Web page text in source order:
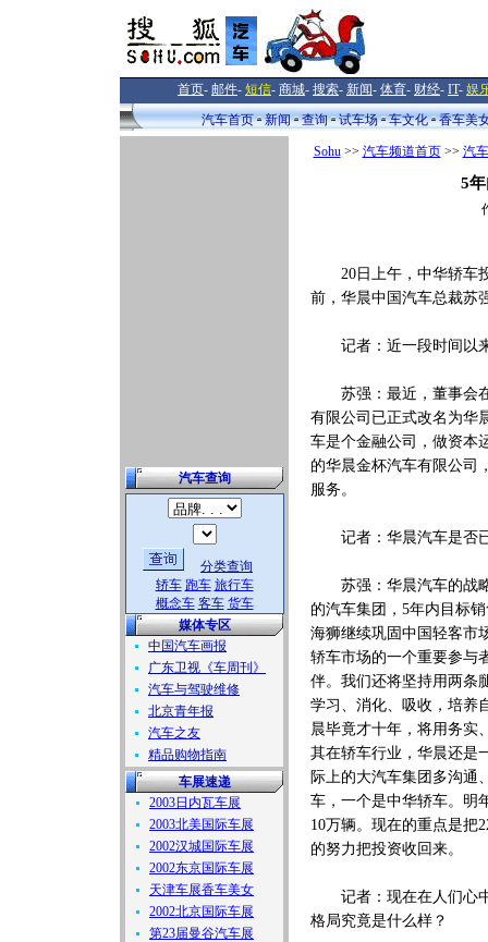
首页- 邮件- 短信- 商城- 搜索- 新闻- 体育- 财经- IT- 娱
汽车首页
新闻 查询 试车场 车文化 香车美
汽车查询
分类查询
轿车 跑车 旅行车
概念车 客车 货车
媒体专区
中国汽车画报
广东卫视《车周刊》
汽车与驾驶维修
北京青年报
汽车之友
精品购物指南
车展速递
2003日内瓦车展
2003北美国际车展
2002汉城国际车展
2002东京国际车展
天津车展香车美女
2002北京国际车展
第23届曼谷汽车展
Sohu>> 汽车频道首页>> 汽
5
20日上午，中华轿车投
前，华晨中国汽车总裁苏
记者：近一段时间以来
苏强：最近，董事会在
有限公司已正式改名为华
车是个金融公司，做资本
的华晨金杯汽车有限公司
服务。
记者：华晨汽车是否
苏强：华晨汽车的战略
的汽车集团，5年内目标
海狮继续巩固中国轻客市
轿车市场的一个重要参与
伴。我们还将坚持用两条
学习、消化、吸收，培养
晨毕竟才十年，将用务实
其在轿车行业，华晨还是
际上的大汽车集团多沟通
车，一个是中华轿车。明
10万辆。现在的重点是把
的努力把投资收回来。
记者：现在在人们心中
格局究竟是什么样？